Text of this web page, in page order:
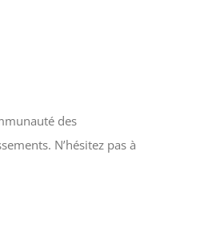
des
N’hésitez pas à